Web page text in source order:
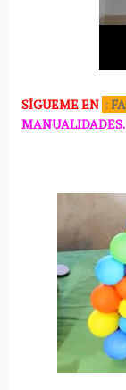
SÍGUEMEEN :
MANUALIDADES.